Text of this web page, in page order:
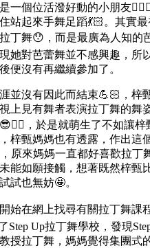
一個位活潑好動的小朋友
站起來手舞足蹈💃🏻。其實
丁舞😯，而是最廣為人知的
她對芭蕾舞並不感興趣，所
便沒有再繼續參加了。
並沒有因此而結束💪🏻，梓
上見有舞者表演拉丁舞的舞姿
，於是就萌生了不如讓
梓甄媽媽也有透露，作出這
原來媽媽一直都好喜歡拉丁
能如願接觸，想著既然梓甄
試也無妨🤩。
始在網上找尋有關拉丁舞課
Step Up拉丁舞學校，發現
授拉丁舞，媽媽覺得集團式